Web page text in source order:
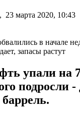
23 марта 2020, 10:43
запасы растут
упали на
подросли -